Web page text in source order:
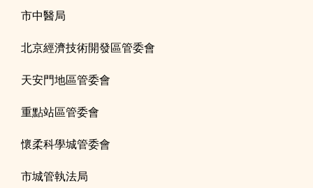
市中醫局
北京經濟技術開發區管委會
天安門地區管委會
重點站區管委會
懷柔科學城管委會
市城管執法局